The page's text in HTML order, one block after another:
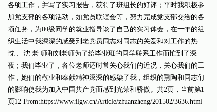
各项工作，并写了实习报告，获得了班组长的好评；平时我积极参
加党支部的各项活动，如党员联谊会等，努力完成党支部交给的各
项任务，为00级同学的就业指导谈了自己的实习体会，在一年的组
织生活中我深深的感受到老党员同志对同志的关爱和对工作的热
忱， 沈 老 师和刘老师为了给毕业班的同学联系工作而忙到了深
夜；我们毕业了，各位老师还时常关心我们的近况，关心我们的工
作，她们的敬业和奉献精神深深的感染了我，组织的熏陶和同志们
的影响使我为加入中国共产党而感到光荣和骄傲。共2页，当前第1
页12 From:https://www.flgw.cn/Article/zhuanzheng/201502/3636.html